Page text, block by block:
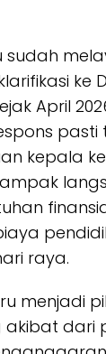
sudah
ke
April
pasti
kepala
raya.
menjadi
dari